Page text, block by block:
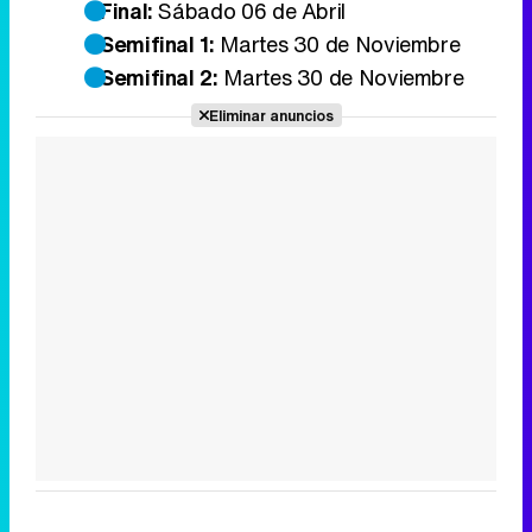
Final:Sábado 06 de Abril
Semifinal 1: Martes 30 de Noviembre
Semifinal 2: Martes 30 de Noviembre
Eliminar anuncios